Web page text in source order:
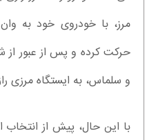
مرز، با خودروی خود به وان
حرکت کرده و پس از عبور از
و سلماس، به ایستگاه مرزی
با این حال، پیش از انتخاب